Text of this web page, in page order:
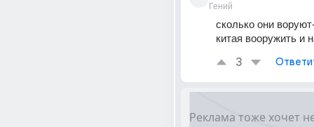
Гений
сколько они
китая вооружить и
3